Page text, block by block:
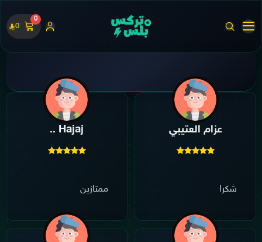
0
0
عزام العتيبي
شكرا
Hajaj ..
ممتازين